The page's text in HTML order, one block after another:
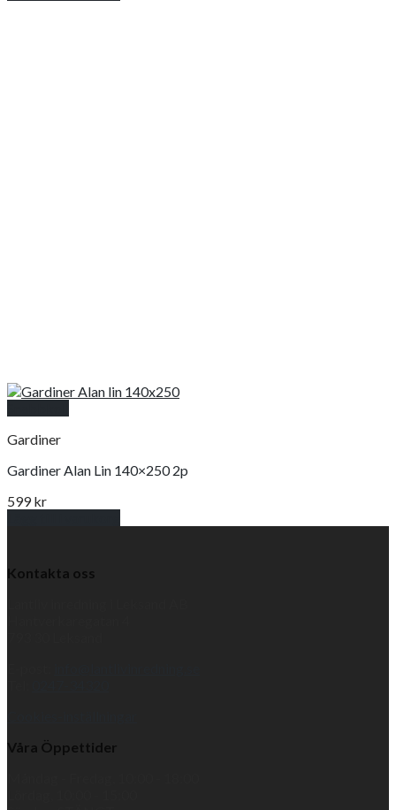
Gardiner
Gardiner Alan Lin 140×250 2p
599kr
Kontakta oss
Våra Öppettider